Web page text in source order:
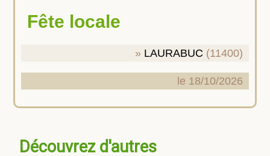
Fête locale
LAURABUC (11400)
le 18/10/2026
Découvrez d'autres